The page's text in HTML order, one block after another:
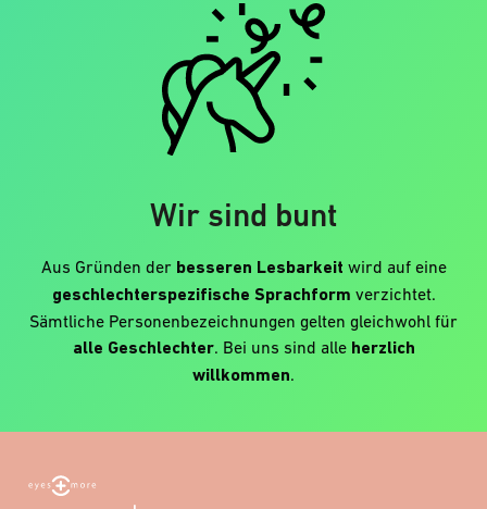
Wir sind bunt
Aus Gründen der besseren Lesbarkeit wird auf eine
geschlechterspezifische Sprachform verzichtet.
Sämtliche Personenbezeichnungen gelten gleichwohl für
alle Geschlechter. Bei uns sind alle herzlich
willkommen.